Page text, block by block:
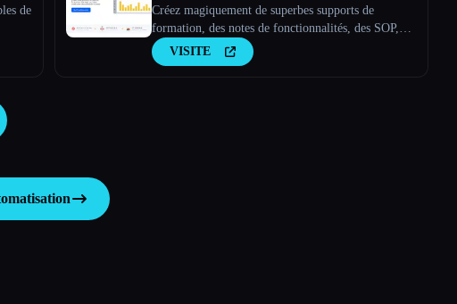
de
Créez magiquement de superbes supports de
formation, des notes de fonctionnalités, des SOP,
des guides d''intégration, des guides pratiques, des
FAQ avec l''IA.
VISITE